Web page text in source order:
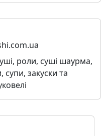
роли, суші шаурма,
супи, закуски та